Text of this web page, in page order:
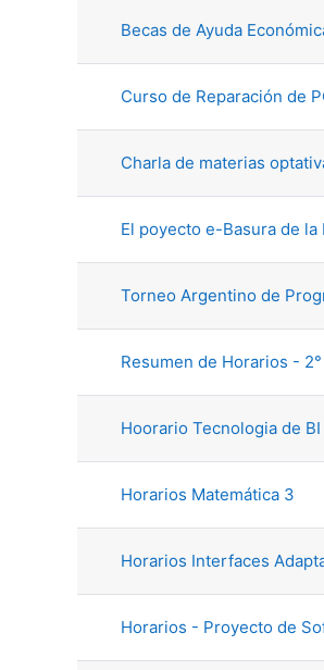
Becas de Ayuda
Curso de Reparación de
Charla de materias
El poyecto e-Basura de
Torneo Argentino de
Resumen de Horarios -
Hoorario Tecnologia de BI
Horarios Matemática 3
Horarios Interfaces
Horarios - Proyecto de